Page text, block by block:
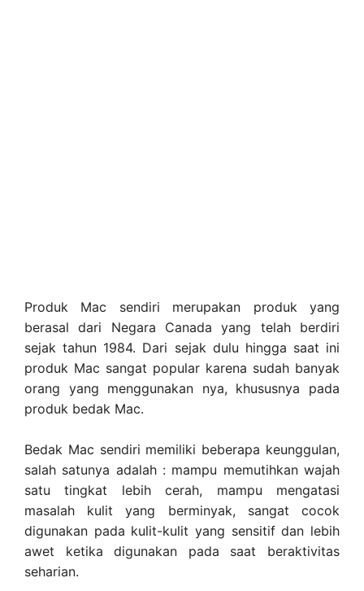
Produk Mac sendiri merupakan produk yang
berasal dari Negara Canada yang telah berdiri
sejak tahun 1984. Dari sejak dulu hingga saat ini
produk Mac sangat popular karena sudah banyak
orang yang menggunakan nya, khususnya pada
produk bedak Mac.
Bedak Mac sendiri memiliki beberapa keunggulan,
salah satunya adalah : mampu memutihkan wajah
satu tingkat lebih cerah, mampu mengatasi
masalah kulit yang berminyak, sangat cocok
digunakan pada kulit-kulit yang sensitif dan lebih
awet ketika digunakan pada saat beraktivitas
seharian.